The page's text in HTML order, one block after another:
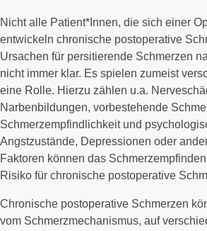
Nicht alle Patient*Innen, die sich einer
entwickeln chronische postoperative
Ursachen für persitierende Schmerzen
nicht immer klar. Es spielen zumeist
eine Rolle. Hierzu zählen u.a.
Narbenbildungen, vorbestehende
Schmerzempfindlichkeit und
Angstzustände, Depressionen oder
Faktoren können das
Risiko für chronische postoperative
Chronische postoperative Schmerzen
vom Schmerzmechanismus, auf